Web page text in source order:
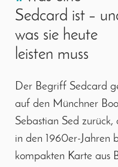
Sedcard ist –
was sie heute
leisten muss
Der Begriff Sedcard
auf den Münchner
Sebastian Sed zurück,
in den 1960er-Jahren
kompakten Karte aus